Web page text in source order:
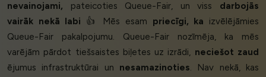
nevainojami, pateicoties Queue-Fair, un viss darbojās
vairāk nekā labi 👍 Mēs esam priecīgi, ka izvēlējāmies
Queue-Fair pakalpojumu. Queue-Fair nozīmēja, ka mēs
varējām pārdot tiešsaistes biļetes uz izrādi, neciešot zaud
ējumus infrastruktūrai un nesamazinoties. Nav nekā, kas